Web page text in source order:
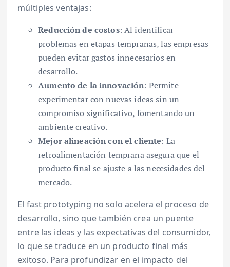
múltiples ventajas:
Reducción de costos: Al identificar
problemas en etapas tempranas, las empresas
pueden evitar gastos innecesarios en
desarrollo.
Aumento de la innovación: Permite
experimentar con nuevas ideas sin un
compromiso significativo, fomentando un
ambiente creativo.
Mejor alineación con el cliente: La
retroalimentación temprana asegura que el
producto final se ajuste a las necesidades del
mercado.
El fast prototyping no solo acelera el proceso de
desarrollo, sino que también crea un puente
entre las ideas y las expectativas del consumidor,
lo que se traduce en un producto final más
exitoso. Para profundizar en el impacto del